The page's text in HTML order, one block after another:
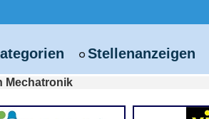
Stellenanzeigen
Mechatronik